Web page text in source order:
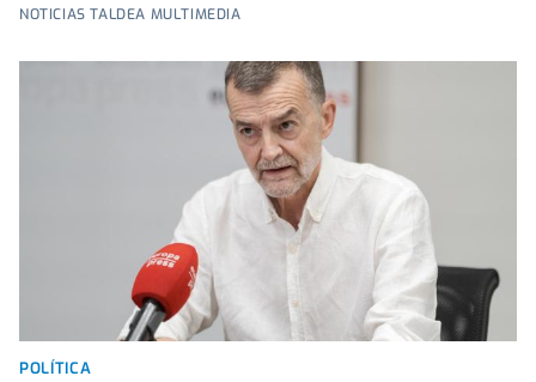
NOTICIAS TALDEA MULTIMEDIA
POLÍTICA